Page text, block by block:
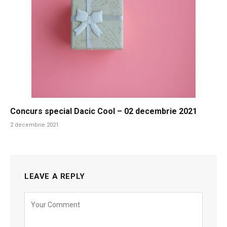
Concurs special Dacic Cool – 02 decembrie 2021
2 decembrie 2021
LEAVE A REPLY